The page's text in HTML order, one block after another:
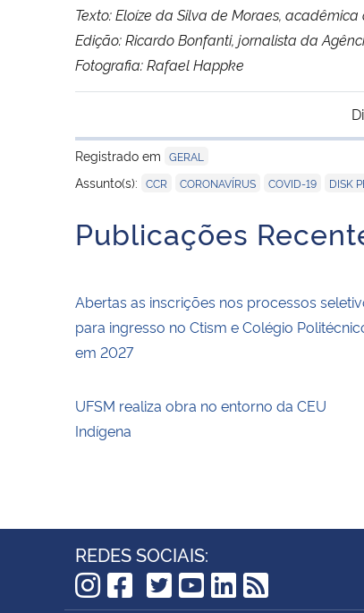
Texto: Eloíze da Silva de Moraes,
Edição: Ricardo Bonfanti, jornalista da
Fotografia: Rafael Happke
Registrado em GERAL
Assunto(s): CCR CORONAVÍRUS COVID-19 DISK
Publicações
Abertas as inscrições nos processos
para ingresso no Ctism e Colégio
em 2027
UFSM realiza obra no entorno da CEU
Indígena
REDES SOCIAIS: